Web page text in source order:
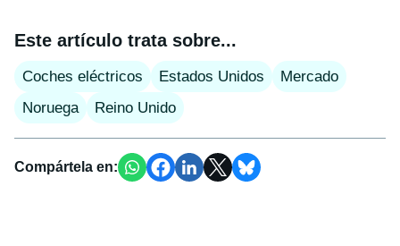
Este artículo trata sobre...
Coches eléctricos Estados Unidos
Mercado
Noruega
Reino Unido
Compártela en: